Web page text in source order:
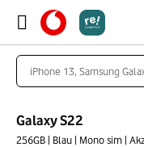
Galaxy S22